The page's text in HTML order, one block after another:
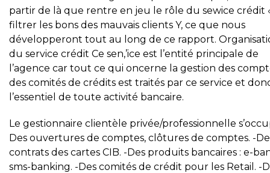
partir de là que rentre en jeu le rôle du sewice crédit
filtrer les bons des mauvais clients Y, ce que nous
développeront tout au long de ce rapport.
du service crédit Ce sen,’ice est l’entité principale de
l’agence car tout ce qui oncerne la gestion des
des comités de crédits est traités par ce service et
l’essentiel de toute activité bancaire.
Le gestionnaire clientèle privée/professionnelle
Des ouvertures de comptes, clôtures de comptes. -
contrats des cartes CIB. -Des produits bancaires : e-
sms-banking. -Des comités de crédit pour les Retail. -